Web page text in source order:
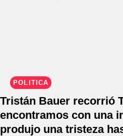
POLÍTICA
Tristán Bauer recorrió
encontramos con una
produjo una tristeza